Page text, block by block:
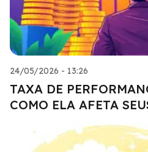
24/05/2026 - 13:26
TAXA DE
COMO ELA AFETA